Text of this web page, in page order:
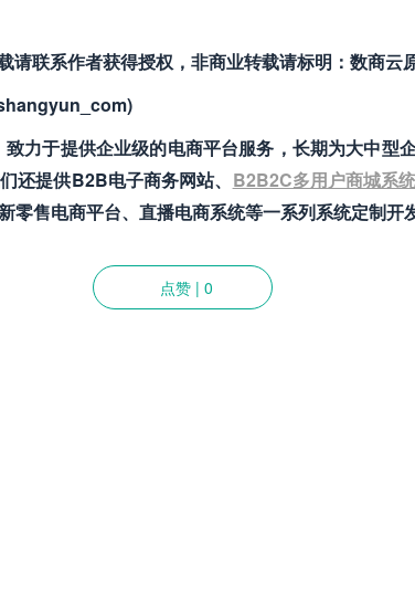
请联系作者获得授权，非商业转载请标明：数商云
力于提供企业级的电商平台服务，长期为大中型
还提供B2B电子商务网站、 B2B2C多用户商城系
零售电商平台、直播电商系统等一系列系统定制开
点赞 | 0